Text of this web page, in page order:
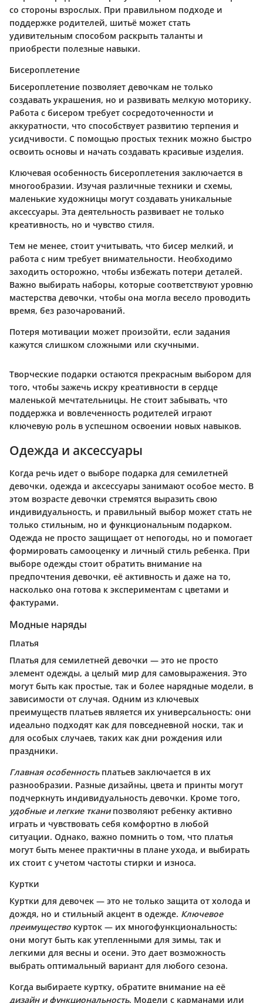
со стороны взрослых. При правильном подходе и
поддержке родителей, шитьё может стать
удивительным способом раскрыть таланты и
приобрести полезные навыки.
Бисероплетение
Бисероплетение позволяет девочкам не только
создавать украшения, но и развивать мелкую моторику.
Работа с бисером требует сосредоточенности и
аккуратности, что способствует развитию терпения и
усидчивости. С помощью простых техник можно быстро
освоить основы и начать создавать красивые изделия.
Ключевая особенность бисероплетения заключается в
многообразии. Изучая различные техники и схемы,
маленькие художницы могут создавать уникальные
аксессуары. Эта деятельность развивает не только
креативность, но и чувство стиля.
Тем не менее, стоит учитывать, что бисер мелкий, и
работа с ним требует внимательности. Необходимо
заходить осторожно, чтобы избежать потери деталей.
Важно выбирать наборы, которые соответствуют уровню
мастерства девочки, чтобы она могла весело проводить
время, без разочарований.
Потеря мотивации может произойти, если задания
кажутся слишком сложными или скучными.
Творческие подарки остаются прекрасным выбором для
того, чтобы зажечь искру креативности в сердце
маленькой мечтательницы. Не стоит забывать, что
поддержка и вовлеченность родителей играют
ключевую роль в успешном освоении новых навыков.
Одежда и аксессуары
Когда речь идет о выборе подарка для семилетней
девочки, одежда и аксессуары занимают особое место. В
этом возрасте девочки стремятся выразить свою
индивидуальность, и правильный выбор может стать не
только стильным, но и функциональным подарком.
Одежда не просто защищает от непогоды, но и помогает
формировать самооценку и личный стиль ребенка. При
выборе одежды стоит обратить внимание на
предпочтения девочки, её активность и даже на то,
насколько она готова к экспериментам с цветами и
фактурами.
Модные наряды
Платья
Платья для семилетней девочки — это не просто
элемент одежды, а целый мир для самовыражения. Это
могут быть как простые, так и более нарядные модели, в
зависимости от случая. Одним из ключевых
преимуществ платьев является их универсальность: они
идеально подходят как для повседневной носки, так и
для особых случаев, таких как дни рождения или
праздники.
Главная особенностьплатьев заключается в их
разнообразии. Разные дизайны, цвета и принты могут
подчеркнуть индивидуальность девочки. Кроме того,
удобные и легкие тканипозволяют ребенку активно
играть и чувствовать себя комфортно в любой
ситуации. Однако, важно помнить о том, что платья
могут быть менее практичны в плане ухода, и выбирать
их стоит с учетом частоты стирки и износа.
Куртки
Куртки для девочек — это не только защита от холода и
дождя, но и стильный акцент в одежде. Ключевое
преимущество курток — их многофункциональность:
они могут быть как утепленными для зимы, так и
легкими для весны и осени. Это дает возможность
выбрать оптимальный вариант для любого сезона.
Когда выбираете куртку, обратите внимание на её
дизайн и функциональность. Модели с карманами или